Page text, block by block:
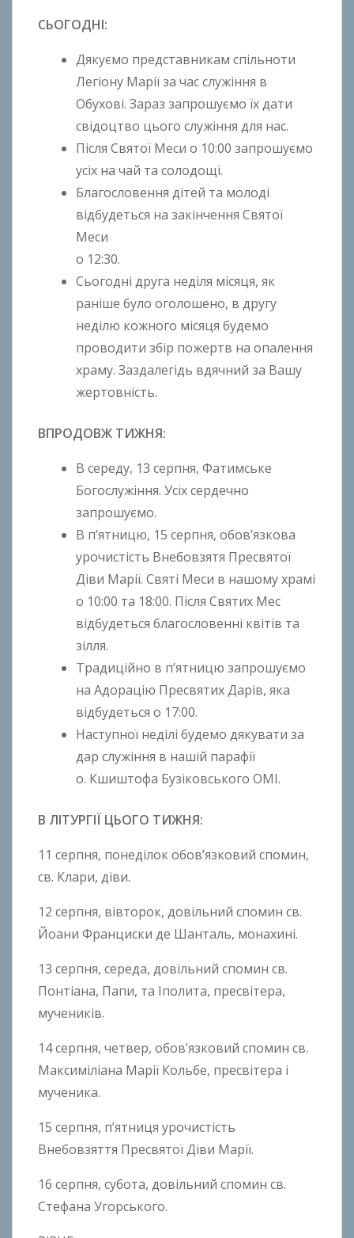
n
t
o
n
B
h
o
o
СЬОГОДНІ:
Дякуємо представникам спільноти
Легіону Марії за час служіння в
Обухові. Зараз запрошуємо їх дати
свідоцтво цього служіння для нас.
Після Святої Меси о 10:00 запрошуємо
усіх на чай та солодощі.
Благословення дітей та молоді
відбудеться на закінчення Святої
Меси
o 12:30.
Сьогодні друга неділя місяця, як
раніше було оголошено, в другу
неділю кожного місяця будемо
проводити збір пожертв на опалення
храму. Заздалегідь вдячний за Вашу
жертовність.
ВПРОДОВЖ ТИЖНЯ:
В середу, 13 серпня, Фатимське
Богослужіння. Усіх сердечно
запрошуємо.
В п’ятницю, 15 серпня, обов’язкова
урочистість Внебовзятя Пресвятої
Діви Марії. Святі Меси в нашому храмі
о 10:00 та 18:00. Після Святих Мес
відбудеться благословенні квітів та
зілля.
Традиційно в п’ятницю запрошуємо
на Адорацію Пресвятих Дарів, яка
відбудеться о 17:00.
Наступної неділі будемо дякувати за
дар служіння в нашій парафії
о. Кшиштофа Бузіковського ОМІ.
В ЛІТУРГІЇ ЦЬОГО ТИЖНЯ:
11 серпня, понеділок обов’язковий спомин,
св. Клари, діви.
12 серпня, вівторок, довільний спомин св.
Йоани Франциски де Шанталь, монахині.
13 серпня, середа, довільний спомин св.
Понтіана, Папи, та Іполита, пресвітера,
мучеників.
14 серпня, четвер, обов’язковий спомин св.
Максиміліана Марії Кольбе, пресвітера і
мученика.
15 серпня, п’ятниця урочистість
Внебовзяття Пресвятої Діви Марії.
16 серпня, субота, довільний спомин св.
Стефана Угорського.